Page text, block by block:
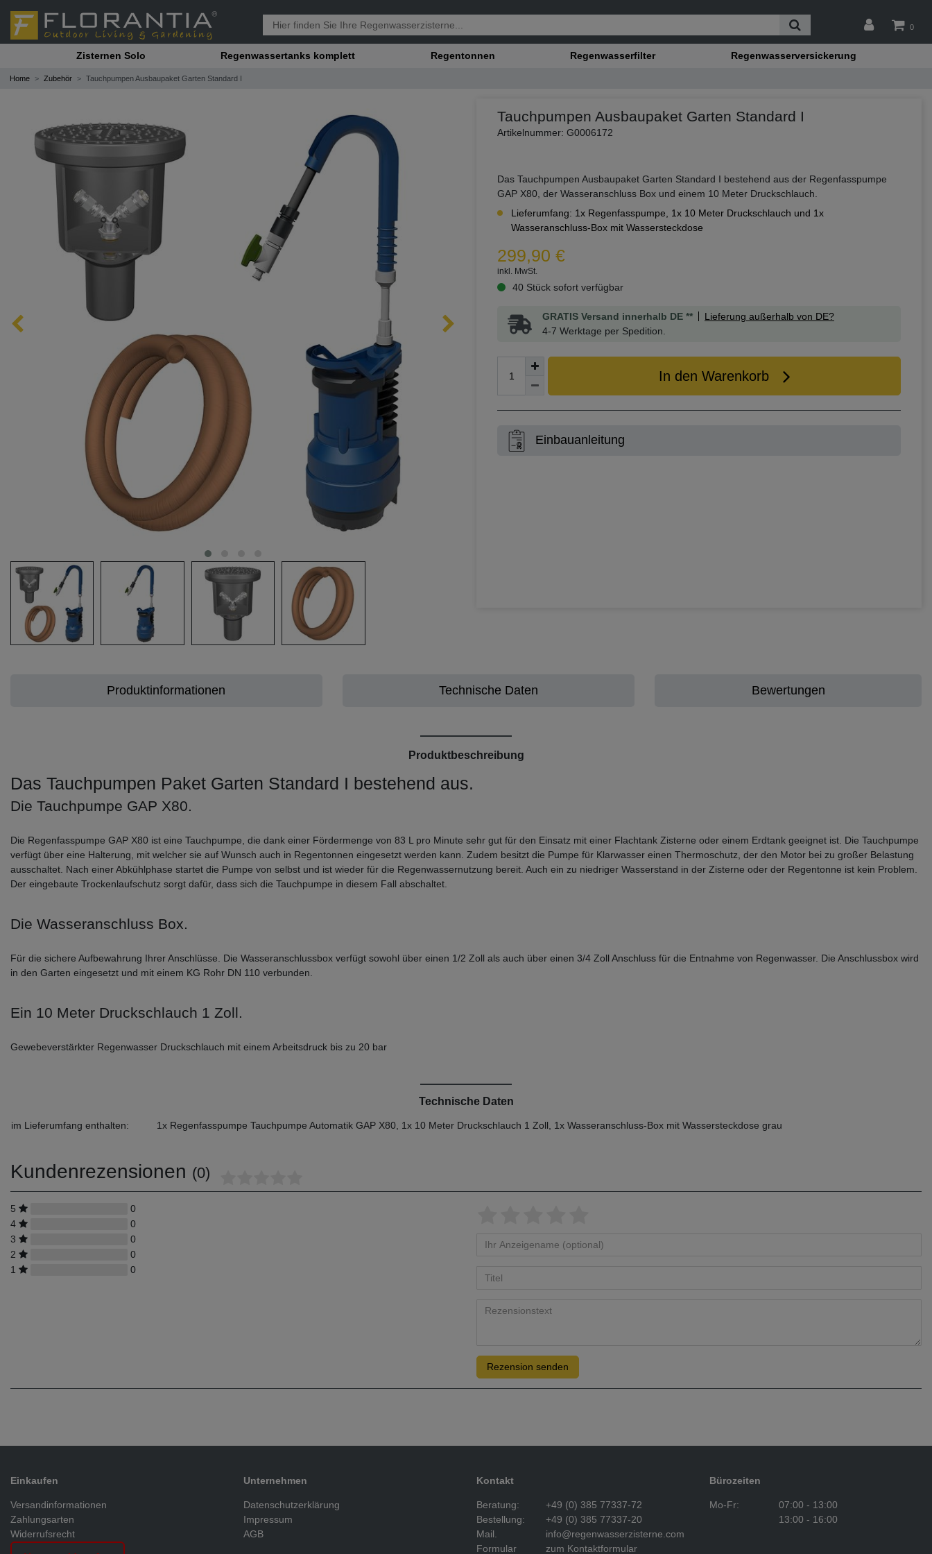
0
Zisternen Solo Regenwassertanks komplett Regentonnen Regenwasserfilter Regenwasserversickerung
Home Zubehör Tauchpumpen Ausbaupaket Garten Standard I
Tauchpumpen Ausbaupaket Garten Standard I
Artikelnummer: G0006172
Das Tauchpumpen Ausbaupaket Garten Standard I bestehend aus der Regenfasspumpe
GAP X80, der Wasseranschluss Box und einem 10 Meter Druckschlauch.
Lieferumfang: 1x Regenfasspumpe, 1x 10 Meter Druckschlauch und 1x
Wasseranschluss-Box mit Wassersteckdose
299,90 €
inkl. MwSt.
40 Stück sofort verfügbar
GRATIS Versand innerhalb DE **
Lieferung außerhalb von DE?
4-7 Werktage per Spedition.
In den Warenkorb
Einbauanleitung
Produktinformationen Technische Daten Bewertungen
Produktbeschreibung
Das Tauchpumpen Paket Garten Standard I bestehend aus.
Die Tauchpumpe GAP X80.
Die Regenfasspumpe GAP X80 ist eine Tauchpumpe, die dank einer Fördermenge von 83 L pro Minute sehr gut für den Einsatz mit einer Flachtank Zisterne oder einem Erdtank geeignet ist. Die Tauchpumpe
verfügt über eine Halterung, mit welcher sie auf Wunsch auch in Regentonnen eingesetzt werden kann. Zudem besitzt die Pumpe für Klarwasser einen Thermoschutz, der den Motor bei zu großer Belastung
ausschaltet. Nach einer Abkühlphase startet die Pumpe von selbst und ist wieder für die Regenwassernutzung bereit. Auch ein zu niedriger Wasserstand in der Zisterne oder der Regentonne ist kein Problem.
Der eingebaute Trockenlaufschutz sorgt dafür, dass sich die Tauchpumpe in diesem Fall abschaltet.
Die Wasseranschluss Box.
Für die sichere Aufbewahrung Ihrer Anschlüsse. Die Wasseranschlussbox verfügt sowohl über einen 1/2 Zoll als auch über einen 3/4 Zoll Anschluss für die Entnahme von Regenwasser. Die Anschlussbox wird
in den Garten eingesetzt und mit einem KG Rohr DN 110 verbunden.
Ein 10 Meter Druckschlauch 1 Zoll.
Gewebeverstärkter Regenwasser Druckschlauch mit einem Arbeitsdruck bis zu 20 bar
Technische Daten
im Lieferumfang enthalten: 1x Regenfasspumpe Tauchpumpe Automatik GAP X80, 1x 10 Meter Druckschlauch 1 Zoll, 1x Wasseranschluss-Box mit Wassersteckdose grau
Kundenrezensionen (0)
5
0
4
0
3
0
2
0
1
0
Rezension senden
Einkaufen
Versandinformationen
Zahlungsarten
Widerrufsrecht
Unternehmen
Datenschutzerklärung
Impressum
AGB
Kontakt
Beratung:
+49 (0) 385 77337-72
Bestellung:
+49 (0) 385 77337-20
Mail.
info@regenwasserzisterne.com
Formular
zum Kontaktformular
Bürozeiten
Mo-Fr:
07:00 - 13:00
13:00 - 16:00